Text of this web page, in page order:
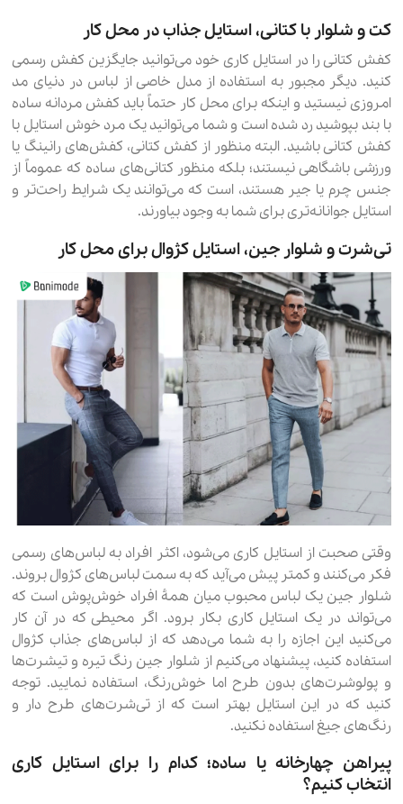
کت و شلوار با کتانی، استایل جذاب در محل کار
کفش کتانی را در استایل کاری خود می‌توانید جایگزین کفش رسمی
کنید. دیگر مجبور به استفاده از مدل خاصی از لباس در دنیای مد
امروزی نیستید و اینکه برای محل کار حتماً باید کفش مردانه ساده
با بند بپوشید رد شده است و شما می‌توانید یک مرد خوش استایل با
کفش کتانی باشید. البته منظور از کفش کتانی، کفش‌های رانینگ یا
ورزشی باشگاهی نیستند؛ بلکه منظور کتانی‌های ساده که عموماً از
جنس چرم یا جیر هستند، است که می‌توانند یک شرایط راحت‌تر و
استایل جوانانه‌تری برای شما به وجود بیاورند.
تی‌شرت و شلوار جین، استایل کژوال برای محل کار
وقتی صحبت از استایل کاری می‌شود، اکثر افراد به لباس‌های رسمی
فکر می‌کنند و کمتر پیش می‌آید که به سمت لباس‌های کژوال بروند.
شلوار جین یک لباس محبوب میان همۀ افراد خوش‌پوش است که
می‌تواند در یک استایل کاری بکار برود. اگر محیطی که در آن کار
می‌کنید این اجازه را به شما می‌دهد که از لباس‌های جذاب کژوال
استفاده کنید، پیشنهاد می‌کنیم از شلوار جین رنگ تیره و تیشرت‌‌ها
و پولوشرت‌های بدون طرح اما خوش‌رنگ، استفاده نمایید. توجه
کنید که در این استایل بهتر است که از تی‌شرت‌های طرح دار و
رنگ‌های جیغ استفاده نکنید.
پیراهن‌ چهارخانه یا ساده؛ کدام را برای استایل کاری
انتخاب کنیم؟